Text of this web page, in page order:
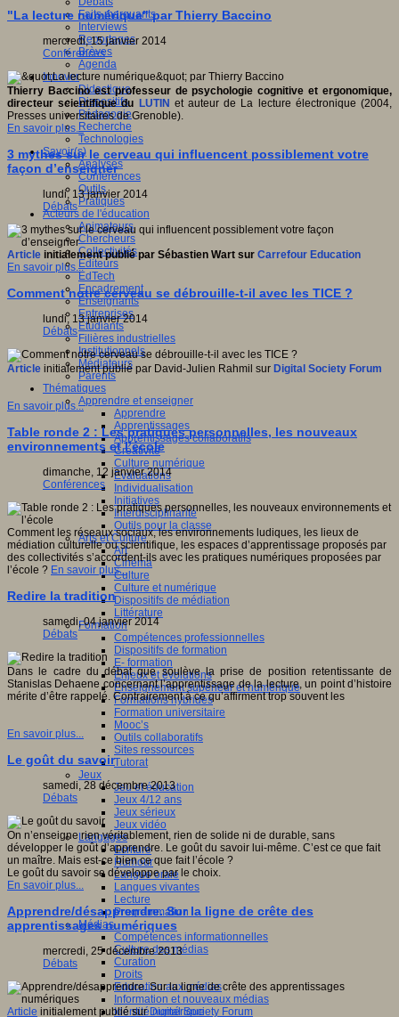
Faits marquants
Interviews
Reportages
Brèves
Agenda
Innover
Didactique
Dispositifs
Pédagogie
Recherche
Technologies
Savoir(s)
Analyses
Conférences
Outils
Pratiques
Acteurs de l'éducation
Animateurs
Chercheurs
Collectivités
Editeurs
EdTech
Encadrement
Enseignants
Entreprises
Etudiants
Filières industrielles
Institutionnels
Médiateurs
Parents
Thématiques
Apprendre et enseigner
Apprendre
Apprentissages
Apprentissages collaboratifs
Créativité
Culture numérique
Evaluations
Individualisation
Initiatives
Interdisciplinarité
Outils pour la classe
Arts et Culture
Art
Cinéma
Culture
Culture et numérique
Dispositifs de médiation
Littérature
Formation
Compétences professionnelles
Dispositifs de formation
E- formation
Enjeux et évolutions
Enseignement supérieur et numérique
Formations hybrides
Formation universitaire
Mooc’s
Outils collaboratifs
Sites ressources
Tutorat
Jeux
Jeu et éducation
Jeux 4/12 ans
Jeux sérieux
Jeux vidéo
Langages
Ecriture
Humour
Langue orale
Langues vivantes
Lecture
Programmation
Médias
Compétences informationnelles
Culture des médias
Curation
Droits
Education aux médias
Information et nouveaux médias
Identité numérique
"La lecture numérique" par Thierry Baccino
mercredi, 15 janvier 2014
Conférences
Thierry Baccino est professeur de psychologie cognitive et ergonomique,
directeur scientifique du LUTIN et auteur de La lecture électronique (2004,
Presses universitaires de Grenoble).
En savoir plus...
3 mythes sur le cerveau qui influencent possiblement votre
façon d’enseigner
lundi, 13 janvier 2014
Débats
Article initialement publié par Sébastien Wart sur Carrefour Education
En savoir plus...
Comment notre cerveau se débrouille-t-il avec les TICE ?
lundi, 13 janvier 2014
Débats
Article initialement publié par David-Julien Rahmil sur Digital Society Forum
En savoir plus...
Table ronde 2 : Les pratiques personnelles, les nouveaux
environnements et l’école
dimanche, 12 janvier 2014
Conférences
Comment les réseaux sociaux, les environnements ludiques, les lieux de
médiation culturelle ou scientifique, les espaces d’apprentissage proposés par
des collectivités s’accordent-ils avec les pratiques numériques proposées par
l’école ? En savoir plus...
Redire la tradition
samedi, 04 janvier 2014
Débats
Dans le cadre du débat que soulève la prise de position retentissante de
Stanislas Dehaene concernant l’apprentissage de la lecture, un point d’histoire
mérite d’être rappelé. Contrairement à ce qu’affirment trop souvent les
En savoir plus...
Le goût du savoir
samedi, 28 décembre 2013
Débats
On n’enseigne rien véritablement, rien de solide ni de durable, sans
développer le goût d’apprendre. Le goût du savoir lui-même. C’est ce que fait
un maître. Mais est-ce bien ce que fait l’école ?
Le goût du savoir se développe par le choix.
En savoir plus...
Apprendre/désapprendre. Sur la ligne de crête des
apprentissages numériques
mercredi, 25 décembre 2013
Débats
Article initialement publié sur Digital Society Forum